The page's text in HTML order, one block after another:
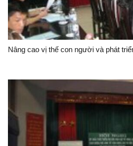
Nâng cao vị thế con người và phát